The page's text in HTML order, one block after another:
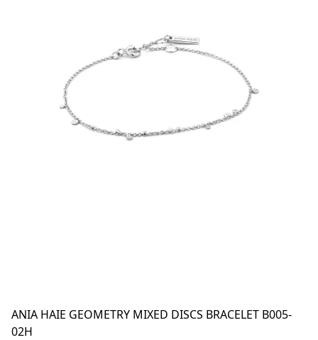
ANIA HAIE GEOMETRY MIXED DISCS BRACELET B005-
02H